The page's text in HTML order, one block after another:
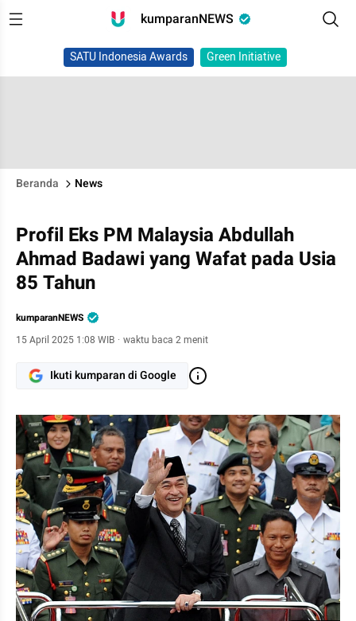
kumparanNEWS
SATU Indonesia Awards Green Initiative
Beranda News
Profil Eks PM Malaysia Abdullah
Ahmad Badawi yang Wafat pada Usia
85 Tahun
kumparanNEWS
15 April 2025 1:08 WIB · waktu baca 2 menit
Ikuti kumparan di Google